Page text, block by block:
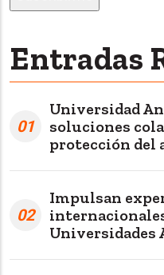
Entradas
01
Universidad
soluciones
protección del
02
Impulsan
Universidades